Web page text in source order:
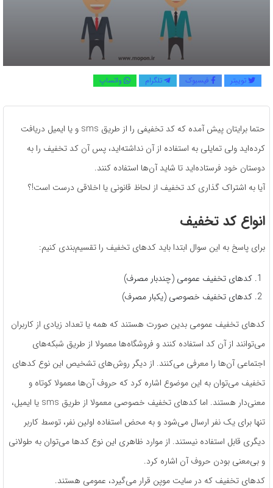
توییتر فیسبوک تلگرام واتساپ
حتما برایتان پیش آمده که کد تخفیفی را از طریق sms و یا ایمیل دریافت
کرده‌اید ولی تمایلی به استفاده از آن نداشته‌اید، پس آن کد تخفیف را به
دوستان خود فرستاده‌اید تا شاید آن‌ها استفاده کنند.
آیا به اشتراک گذاری کد تخفیف از لحاظ قانونی یا اخلاقی درست است!؟
انواع کد تخفیف
برای پاسخ به این سوال ابتدا باید کدهای تخفیف را تقسیم‌بندی کنیم:
کدهای تخفیف عمومی (چندبار مصرف)
کدهای تخفیف خصوصی (یکبار مصرف)
کدهای تخفیف عمومی بدین صورت هستند که همه یا تعداد زیادی از کاربران
می‌توانند از آن کد استفاده کنند و فروشگاه‌ها معمولا از طریق شبکه‌های
اجتماعی آن‌ها را معرفی می‌کنند. از دیگر روش‌های تشخیص این نوع کدهای
تخفیف می‌توان به این موضوع اشاره کرد که حروف آن‌ها معمولا کوتاه و
معنی‌دار هستند. اما کدهای تخفیف خصوصی معمولا از طریق sms یا ایمیل،
تنها برای یک نفر ارسال می‌شود و به محض استفاده اولین نفر، توسط کاربر
دیگری قابل استفاده نیستند. از موارد ظاهری این نوع کدها می‌توان به طولانی
و بی‌معنی بودن حروف آن اشاره کرد.
کدهای تخفیف که در سایت موپن قرار می‌گیرد، عمومی هستند.